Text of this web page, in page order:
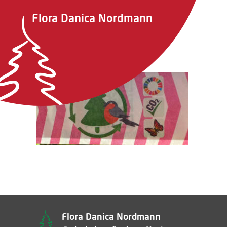
Flora Danica Nordmann
IMG_9419
Flora Danica Nordmann